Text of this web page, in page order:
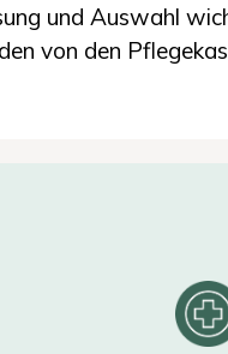
und Auswahl
von den